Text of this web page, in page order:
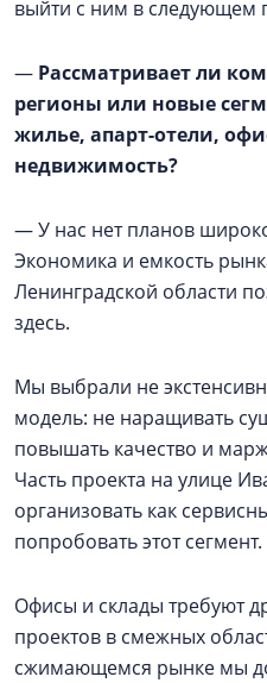
выйти с ним в следующем
— Рассматривает ли
регионы или новые
жилье, апарт-отели,
недвижимость?
— У нас нет планов
Экономика и емкость
Ленинградской области
здесь.
Мы выбрали не
модель: не наращивать
повышать качество и
Часть проекта на улице
организовать как
попробовать этот сегмент.
Офисы и склады требуют
проектов в смежных
сжимающемся рынке мы